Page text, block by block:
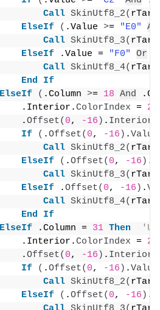
Call SkinUtf8_2(
ElseIf
( .Value >= "E0"
Call SkinUtf8_3(
ElseIf .Value = "F0" Or
Call SkinUtf8_4(
End
If
ElseIf
( .Column >= 18 And
.Interior.
ColorIndex = 20
.
Offset( 0, -16 ) . Interior
If
( .Offset( 0, -16 ) .Value
Call SkinUtf8_2(
ElseIf
( .Offset( 0, -16 ) .
Call SkinUtf8_3(
ElseIf .Offset( 0, -16 ) .
Call SkinUtf8_4(
End
If
ElseIf .Column = 31 Then
.Interior.
ColorIndex = 20
.
Offset( 0, -16 ) . Interior
If
( .Offset( 0, -16 ) .Value
Call SkinUtf8_2(
ElseIf
( .Offset( 0, -16 ) .